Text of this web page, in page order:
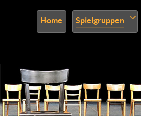
Home Spielgruppen